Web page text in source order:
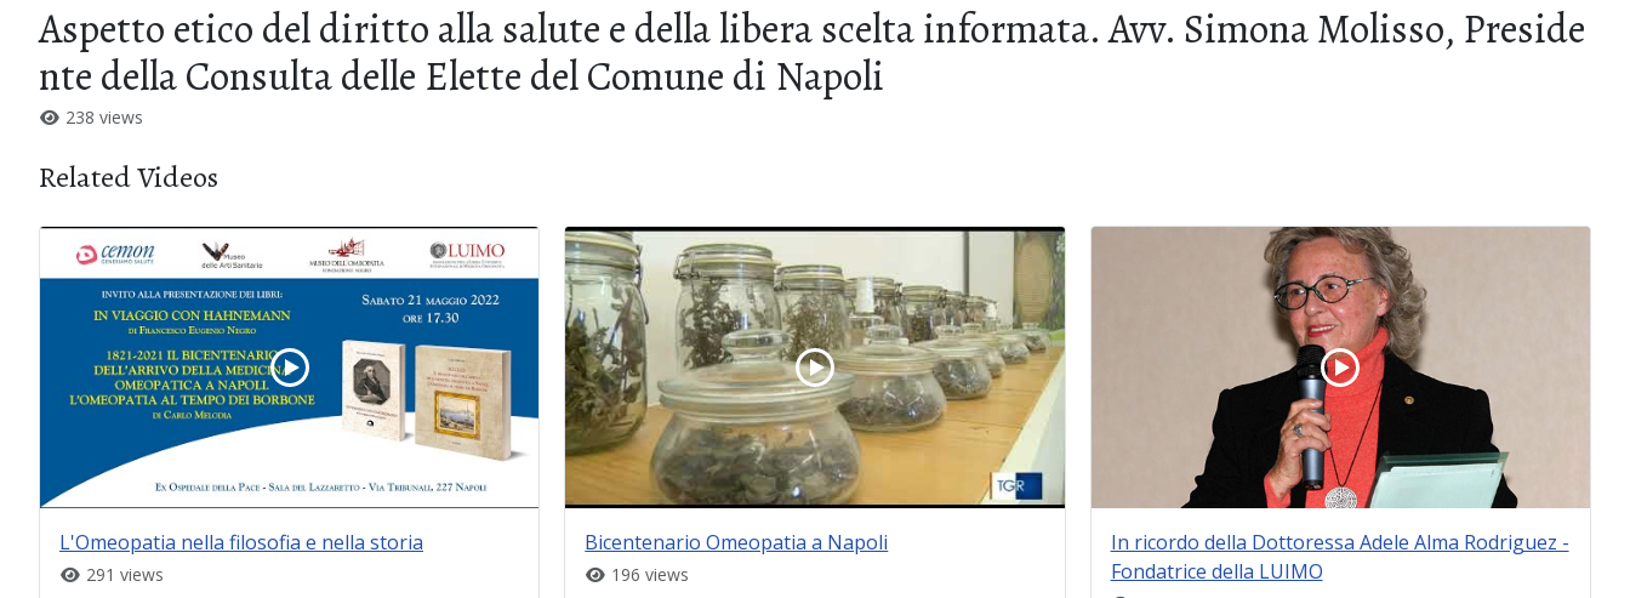
Aspetto etico del diritto alla salute e della libera scelta informata. Avv. Simona Molisso, Preside
nte della Consulta delle Elette del Comune di Napoli
238 views
Related Videos
L'Omeopatia nella filosofia e nella storia
291 views
Bicentenario Omeopatia a Napoli
196 views
In ricordo della Dottoressa Adele Alma Rodriguez -
Fondatrice della LUIMO